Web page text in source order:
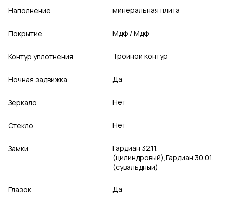
Наполнение минеральная плита
Покрытие Мдф / Мдф
Контур уплотнения Тройной контур
Ночная задвижка Да
Зеркало Нет
Стекло Нет
Замки
Гардиан 32.11.
(цилиндровый),Гардиан 30.01.
(сувальдный)
Глазок Да